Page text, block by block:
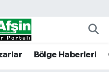
Bölge Haberleri
Eczaneler